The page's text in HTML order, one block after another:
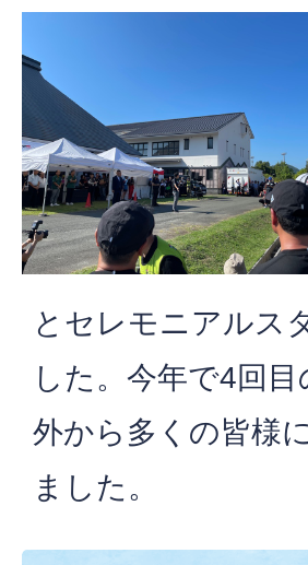
とセレモニアルス
した。今年で4回
外から多くの皆様
ました。